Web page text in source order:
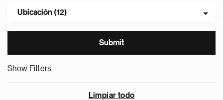
Ubicación (12)
Show Filters
Limpiar todo